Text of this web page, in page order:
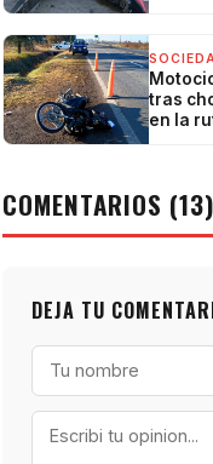
tras
en la
COMENTARIOS (13)
DEJA TU